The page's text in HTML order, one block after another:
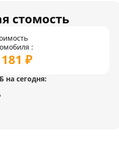
стомость
:
₽
на сегодня: